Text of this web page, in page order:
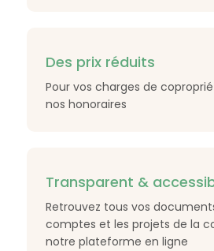
Des prix réduits
Pour vos charges de
nos honoraires
Transparent &
Retrouvez tous vos
comptes et les projets de la
notre plateforme en ligne